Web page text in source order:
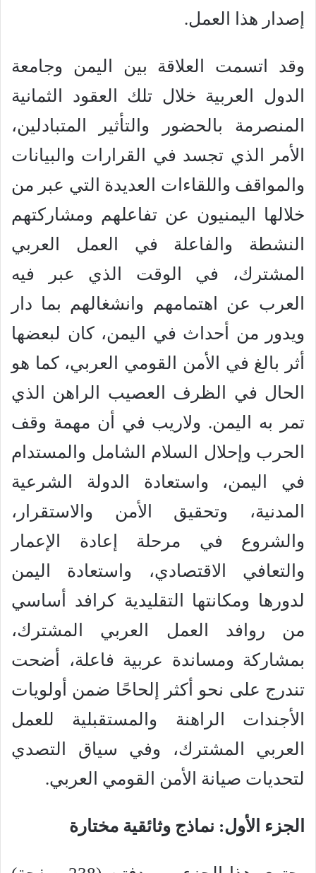
إصدار هذا العمل.
وقد اتسمت العلاقة بين اليمن وجامعة
الدول العربية خلال تلك العقود الثمانية
المنصرمة بالحضور والتأثير المتبادلين،
الأمر الذي تجسد في القرارات والبيانات
والمواقف واللقاءات العديدة التي عبر من
خلالها اليمنيون عن تفاعلهم ومشاركتهم
النشطة والفاعلة في العمل العربي
المشترك، في الوقت الذي عبر فيه
العرب عن اهتمامهم وانشغالهم بما دار
ويدور من أحداث في اليمن، كان لبعضها
أثر بالغ في الأمن القومي العربي، كما هو
الحال في الظرف العصيب الراهن الذي
تمر به اليمن. ولاريب في أن مهمة وقف
الحرب وإحلال السلام الشامل والمستدام
في اليمن، واستعادة الدولة الشرعية
المدنية، وتحقيق الأمن والاستقرار،
والشروع في مرحلة إعادة الإعمار
والتعافي الاقتصادي، واستعادة اليمن
لدورها ومكانتها التقليدية كرافد أساسي
من روافد العمل العربي المشترك،
بمشاركة ومساندة عربية فاعلة، أضحت
تندرج على نحو أكثر إلحاحًا ضمن أولويات
الأجندات الراهنة والمستقبلية للعمل
العربي المشترك، وفي سياق التصدي
لتحديات صيانة الأمن القومي العربي.
الجزء الأول: نماذج وثائقية مختارة